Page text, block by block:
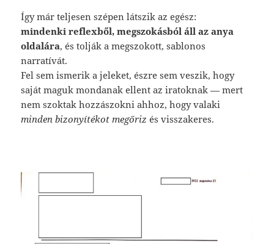
Így már teljesen szépen látszik az egész:
mindenki reflexből, megszokásból áll az anya
oldalára, és tolják a megszokott, sablonos
narratívát.
Fel sem ismerik a jeleket, észre sem veszik, hogy
saját maguk mondanak ellent az iratoknak — mert
nem szoktak hozzászokni ahhoz, hogy valaki
minden bizonyítékot megőriz és visszakeres.